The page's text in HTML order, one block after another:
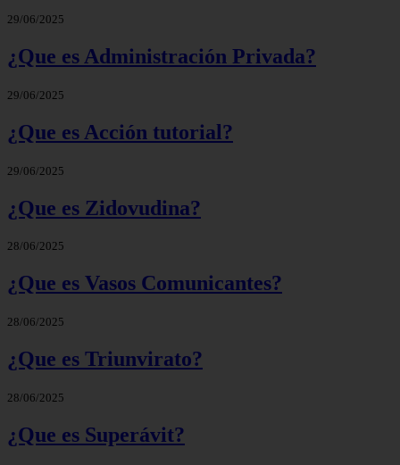
29/06/2025
¿Que es Administración Privada?
29/06/2025
¿Que es Acción tutorial?
29/06/2025
¿Que es Zidovudina?
28/06/2025
¿Que es Vasos Comunicantes?
28/06/2025
¿Que es Triunvirato?
28/06/2025
¿Que es Superávit?